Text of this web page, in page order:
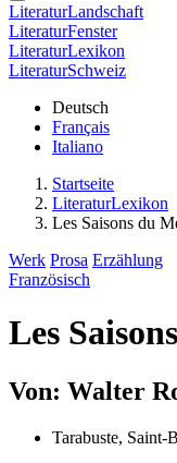
LiteraturLandschaft
LiteraturFenster
LiteraturLexikon
LiteraturSchweiz
Deutsch
Français
Italiano
Startseite
LiteraturLexikon
Les Saisons du
Werk Prosa Erzählung
Französisch
Les
Von: Walter
Tarabuste, Saint-